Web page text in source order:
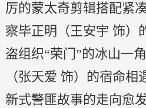
厉的蒙太奇剪辑搭配紧
察毕正明（王安宇 饰）
盗组织“荣门”的冰山一
（张天爱 饰）的宿命
新式警匪故事的走向愈